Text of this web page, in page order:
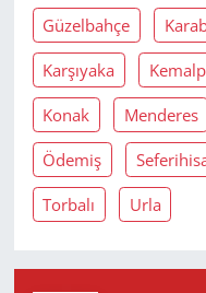
Güzelbahçe
Karşıyaka
Konak Menderes
Ödemiş
Torbalı Urla